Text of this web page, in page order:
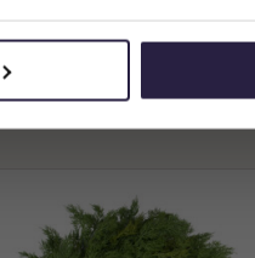
2909kr
Lägg till i varukorg